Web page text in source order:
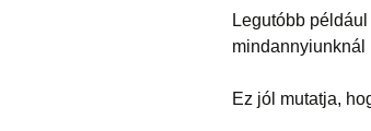
Legutóbb
mindannyiunknál
Ez jól mutatja,